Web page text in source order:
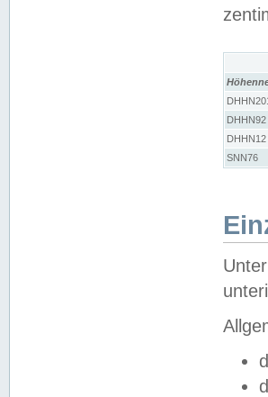
DHHN92
DHHN12
SNN76